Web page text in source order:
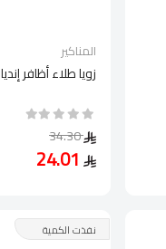
المناكير
زويا طلاء أظافر إنديا
34.30
24.01
نفذت الكمية